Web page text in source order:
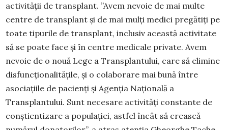
activității de transplant. ”Avem nevoie de mai multe
centre de transplant și de mai mulți medici pregătiți pe
toate tipurile de transplant, inclusiv această activitate
să se poate face și în centre medicale private. Avem
nevoie de o nouă Lege a Transplantului, care să elimine
disfuncționalitățile, și o colaborare mai bună între
asociațiile de pacienți și Agenția Națională a
Transplantului. Sunt necesare activități constante de
conștientizare a populației, astfel încât să crească